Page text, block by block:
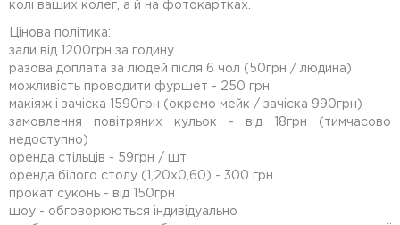
колі ваших колег, а й на фотокартках.
Цінова політика:
зали від 1200грн за годину
разова доплата за людей після 6 чол (50грн / людина)
можливість проводити фуршет - 250 грн
макіяж і зачіска 1590грн (окремо мейк / зачіска 990грн)
замовлення повітряних кульок - від 18грн (тимчасово
недоступно)
оренда стільців - 59грн / шт
оренда білого столу (1,20х0,60) - 300 грн
прокат суконь - від 150грн
шоу - обговорюються індивідуально